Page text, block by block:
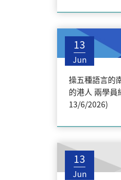
13
Jun
操五種語言的
的港人 兩學員
13/6/2026)
13
Jun